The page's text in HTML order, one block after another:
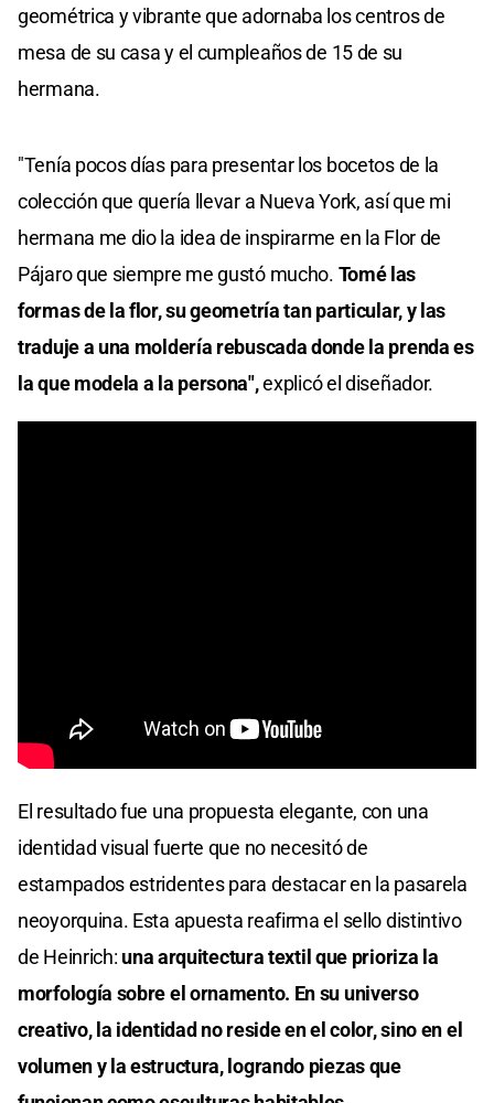
geométrica y vibrante que adornaba los centros de
mesa de su casa y el cumpleaños de 15 de su
hermana.
"Tenía pocos días para presentar los bocetos de la
colección que quería llevar a Nueva York, así que mi
hermana me dio la idea de inspirarme en la Flor de
Pájaro que siempre me gustó mucho. Tomé las
formas de la flor, su geometría tan particular, y las
traduje a una moldería rebuscada donde la prenda es
la que modela a la persona",explicó el diseñador.
El resultado fue una propuesta elegante, con una
identidad visual fuerte que no necesitó de
estampados estridentes para destacar en la pasarela
neoyorquina. Esta apuesta reafirma el sello distintivo
de Heinrich: una arquitectura textil que prioriza la
morfología sobre el ornamento. En su universo
creativo, la identidad no reside en el color, sino en el
volumen y la estructura, logrando piezas que